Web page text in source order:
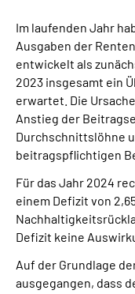
Im laufenden Jahr
Ausgaben der
entwickelt als
2023 insgesamt ein
erwartet. Die
Anstieg der
Durchschnittslöhne
beitragspflichtigen
Für das Jahr 2024
einem Defizit von
Defizit keine
Auf der Grundlage
ausgegangen, dass